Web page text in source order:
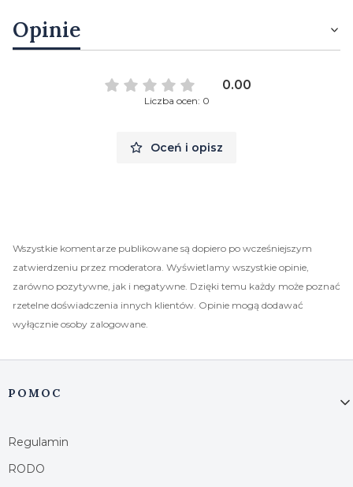
Opinie
0.00
Liczba ocen: 0
Oceń i opisz
Wszystkie komentarze publikowane są dopiero po wcześniejszym
zatwierdzeniu przez moderatora. Wyświetlamy wszystkie opinie,
zarówno pozytywne, jak i negatywne. Dzięki temu każdy może poznać
rzetelne doświadczenia innych klientów. Opinie mogą dodawać
wyłącznie osoby zalogowane.
Linki w stopce
POMOC
Regulamin
RODO